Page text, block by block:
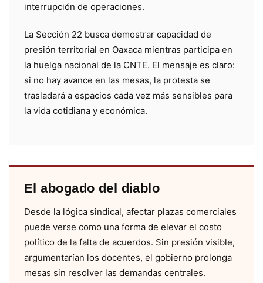
interrupción de operaciones.
La Sección 22 busca demostrar capacidad de
presión territorial en Oaxaca mientras participa en
la huelga nacional de la CNTE. El mensaje es claro:
si no hay avance en las mesas, la protesta se
trasladará a espacios cada vez más sensibles para
la vida cotidiana y económica.
El abogado del diablo
Desde la lógica sindical, afectar plazas comerciales
puede verse como una forma de elevar el costo
político de la falta de acuerdos. Sin presión visible,
argumentarían los docentes, el gobierno prolonga
mesas sin resolver las demandas centrales.